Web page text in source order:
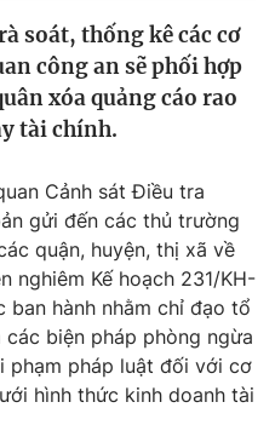
soát, thống kê các cơ
công an sẽ phối hợp
xóa quảng cáo rao
tài chính.
Cảnh sát Điều tra
gửi đến các thủ trường
quận, huyện, thị xã về
nghiêm Kế hoạch 231/KH-
ban hành nhằm chỉ đạo tổ
biện pháp phòng ngừa
phạm pháp luật đối với cơ
hình thức kinh doanh tài